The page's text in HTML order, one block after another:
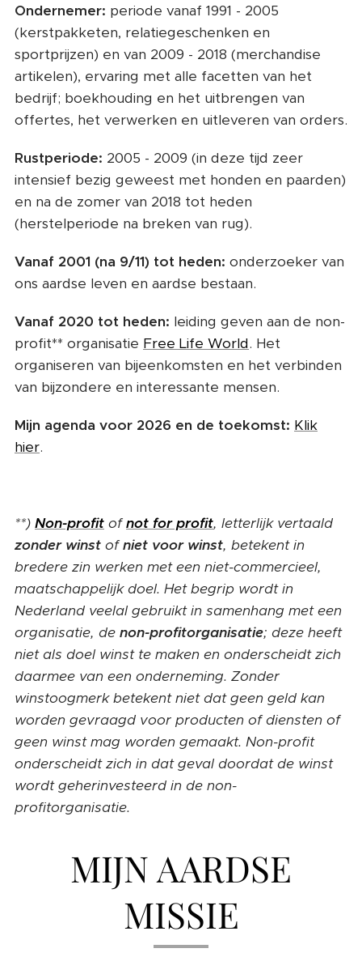
Ondernemer: periode vanaf 1991 - 2005
(kerstpakketen, relatiegeschenken en
sportprijzen) en van 2009 - 2018 (merchandise
artikelen), ervaring met alle facetten van het
bedrijf; boekhouding en het uitbrengen van
offertes, het verwerken en uitleveren van orders.
Rustperiode: 2005 - 2009 (in deze tijd zeer
intensief bezig geweest met honden en paarden)
en na de zomer van 2018 tot heden
(herstelperiode na breken van rug).
Vanaf 2001 (na 9/11) tot heden: onderzoeker van
ons aardse leven en aardse bestaan.
Vanaf 2020 tot heden: leiding geven aan de non-
profit** organisatie Free Life World. Het
organiseren van bijeenkomsten en het verbinden
van bijzondere en interessante mensen.
Mijn agenda voor 2026 en de toekomst: Klik
hier.
**) Non-profit ofnot for profit, letterlijk vertaald
zonder winst ofniet voor winst, betekent in
bredere zin werken met een niet-commercieel,
maatschappelijk doel. Het begrip wordt in
Nederland veelal gebruikt in samenhang met een
organisatie, de non-profitorganisatie; deze heeft
niet als doel winst te maken en onderscheidt zich
daarmee van een onderneming. Zonder
winstoogmerk betekent niet dat geen geld kan
worden gevraagd voor producten of diensten of
geen winst mag worden gemaakt. Non-profit
onderscheidt zich in dat geval doordat de winst
wordt geherinvesteerd in de non-
profitorganisatie.
MIJN AARDSE
MISSIE